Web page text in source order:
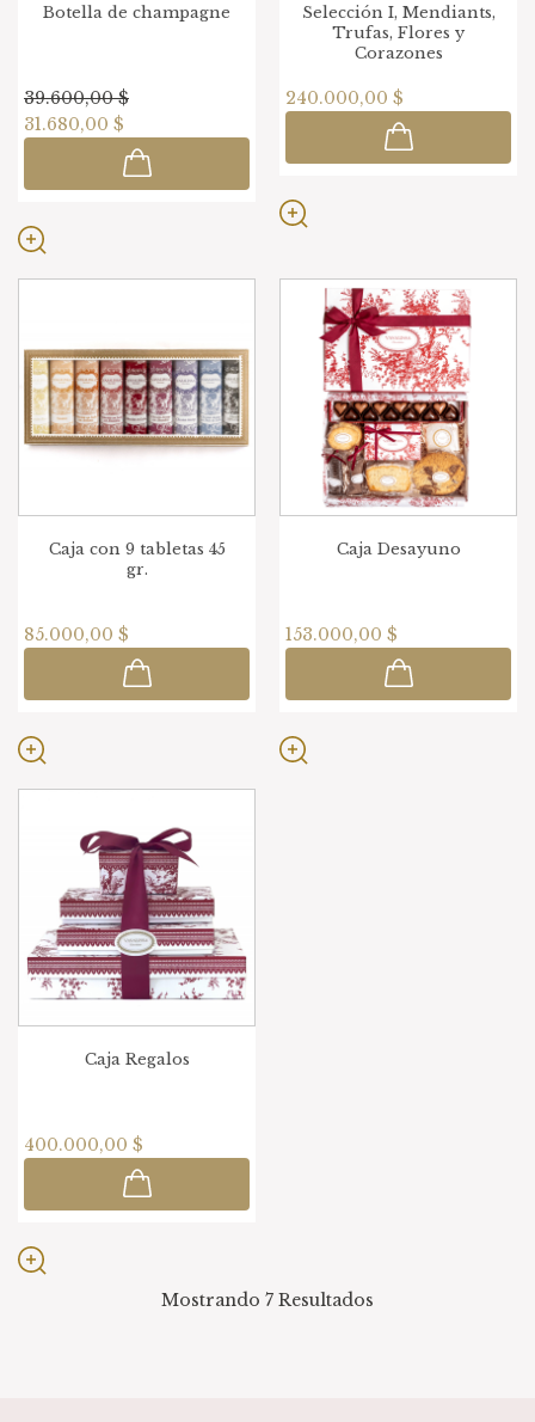
Botella de champagne
39.600,00 $
31.680,00 $
Selección I, Mendiants,
Trufas, Flores y
Corazones
240.000,00 $
Caja con 9 tabletas 45
gr.
85.000,00 $
Caja Desayuno
153.000,00 $
Caja Regalos
400.000,00 $
Mostrando 7 Resultados